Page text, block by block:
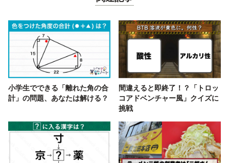
小学生でできる「離れた角の合
計」の問題、あなたは解ける？
間違えると即終了！？「トロッ
コアドベンチャー風」クイズに
挑戦